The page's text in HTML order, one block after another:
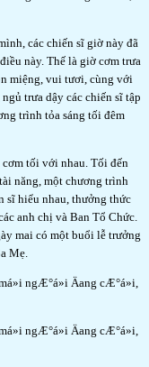
các chiến sĩ giờ này đã
này. Thế là giờ cơm trưa
miệng, vui tươi, cùng với
trưa dậy các chiến sĩ tập
trình tỏa sáng tối đêm
cơm tối với nhau. Tối đến
năng, một chương trình
sĩ hiểu nhau, thưởng thức
anh chị và Ban Tổ Chức.
mai có một buổi lễ trưởng
Mẹ.